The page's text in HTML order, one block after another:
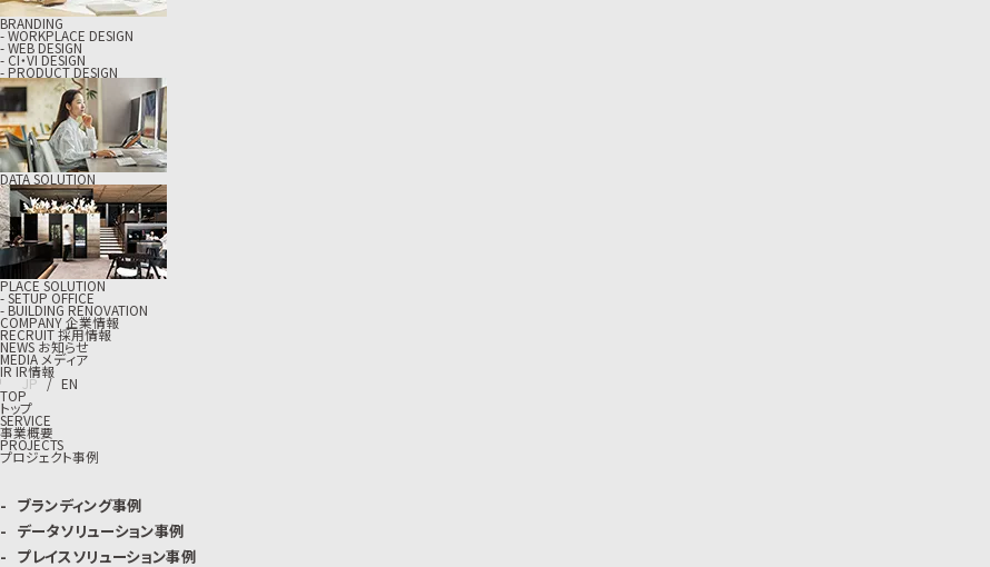
BRANDING
- WORKPLACE DESIGN
- WEB DESIGN
- CI・VI DESIGN
- PRODUCT DESIGN
DATA SOLUTION
PLACE SOLUTION
- SETUP OFFICE
- BUILDING RENOVATION
COMPANY企業情報
RECRUIT採用情報
NEWSお知らせ
MEDIAメディア
IRIR情報
JP / EN
TOP
トップ
SERVICE
事業概要
PROJECTS
プロジェクト事例
ブランディング事例
データソリューション事例
プレイスソリューション事例